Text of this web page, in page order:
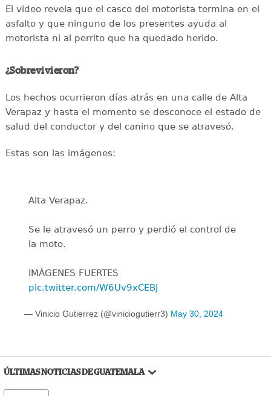
El video revela que el casco del motorista termina en el
asfalto y que ninguno de los presentes ayuda al
motorista ni al perrito que ha quedado herido.
¿Sobrevivieron?
Los hechos ocurrieron días atrás en una calle de Alta
Verapaz y hasta el momento se desconoce el estado de
salud del conductor y del canino que se atravesó.
Estas son las imágenes:
Alta Verapaz.
Se le atravesó un perro y perdió el control de
la moto.
IMÁGENES FUERTES
pic.twitter.com/W6Uv9xCEBJ
— Vinicio Gutierrez (@viniciogutierr3) May 30, 2024
ÚLTIMAS NOTICIAS DE GUATEMALA